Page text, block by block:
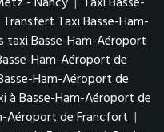
Transfert Taxi Basse-Ham-
taxi Basse-Ham-Aéroport
Ham-Aéroport de
Ham-Aéroport de
à Basse-Ham-Aéroport de
Aéroport de Francfort |